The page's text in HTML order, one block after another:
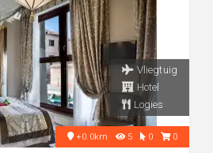
Vliegtuig
Hotel
Logies
+0.0km 5 0 0